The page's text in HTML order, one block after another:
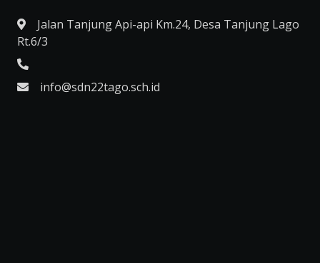
Jalan Tanjung Api-api Km.24, Desa Tanjung Lago
Rt.6/3
info@sdn22tago.sch.id